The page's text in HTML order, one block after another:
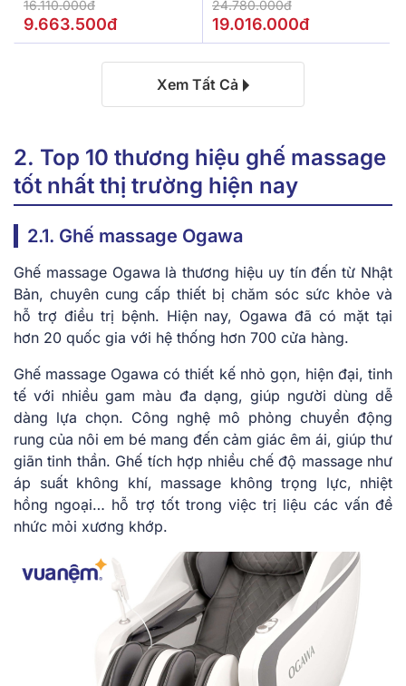
16.110.000đ
9.663.500đ
24.780.000đ
19.016.000đ
Xem Tất Cả
2. Top 10 thương hiệu ghế massage
tốt nhất thị trường hiện nay
2.1. Ghế massage Ogawa
Ghế massage Ogawa là thương hiệu uy tín đến từ Nhật
Bản, chuyên cung cấp thiết bị chăm sóc sức khỏe và
hỗ trợ điều trị bệnh. Hiện nay, Ogawa đã có mặt tại
hơn 20 quốc gia với hệ thống hơn 700 cửa hàng.
Ghế massage Ogawa có thiết kế nhỏ gọn, hiện đại, tinh
tế với nhiều gam màu đa dạng, giúp người dùng dễ
dàng lựa chọn. Công nghệ mô phỏng chuyển động
rung của nôi em bé mang đến cảm giác êm ái, giúp thư
giãn tinh thần. Ghế tích hợp nhiều chế độ massage như
áp suất không khí, massage không trọng lực, nhiệt
hồng ngoại… hỗ trợ tốt trong việc trị liệu các vấn đề
nhức mỏi xương khớp.